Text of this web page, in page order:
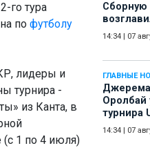
Сборную
14:34 07
ГЛАВНЫЕ
Оролбай
турнира
14:34 07
го тура
по футболу
лидеры и
турнира -
из Канта, в
(с 1 по 4 июля)